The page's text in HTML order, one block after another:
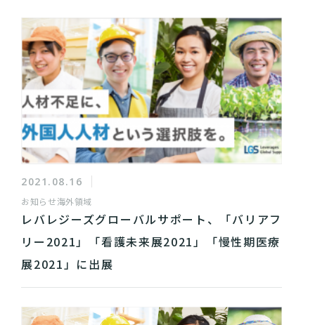
2021.08.16
お知らせ海外領域
レバレジーズグローバルサポート、「バリアフ
リー2021」「看護未来展2021」「慢性期医療
展2021」に出展